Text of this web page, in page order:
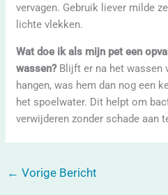
vervagen. Gebruik liever milde
lichte vlekken.
Wat doe ik als mijn pet een
wassen?Blijft er na het wassen
hangen, was hem dan nog een
het spoelwater. Dit helpt om
verwijderen zonder schade aan
← Vorige Bericht